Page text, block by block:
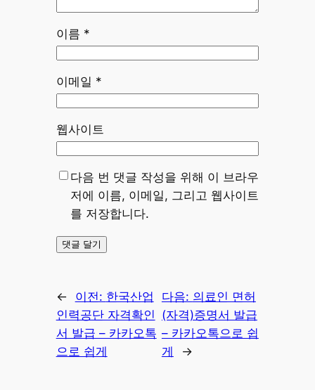
이름 *
이메일 *
웹사이트
다음 번 댓글 작성을 위해 이 브라우
저에 이름, 이메일, 그리고 웹사이트
를 저장합니다.
← 이전: 한국산업
인력공단 자격확인
서 발급 – 카카오톡
으로 쉽게
다음: 의료인 면허
(자격)증명서 발급
– 카카오톡으로 쉽
게
→